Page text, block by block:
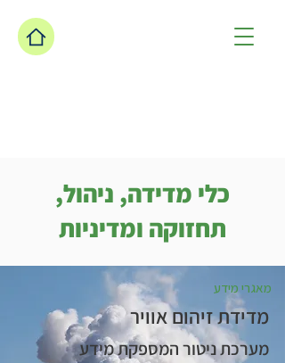
כלי מדידה, ניהול,
תחזוקה ומדיניות
מאגרי מידע
מדידת זיהום אוויר
מערכת ניטור המספקת מידע